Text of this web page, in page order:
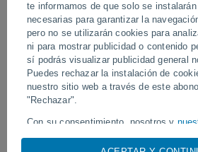
te informamos de que solo se
necesarias para garantizar la
pero no se utilizarán cookies para
ni para mostrar publicidad o contenido
sí podrás visualizar publicidad general
Puedes rechazar la instalación de
nuestro sitio web a través de este
"Rechazar".
Con su consentimiento, nosotros y
cookies, identificadores únicos o
almacenar, acceder y procesar datos
Tornados y lluvias torrenciales en